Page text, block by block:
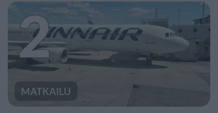
2
MATKAILU